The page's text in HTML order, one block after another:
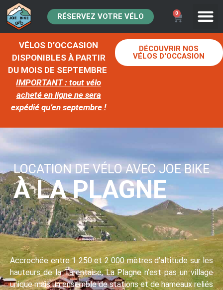
0
RÉSERVEZ VOTRE VÉLO
VÉLOS D’OCCASION
DISPONIBLES À PARTIR
DU MOIS DE SEPTEMBRE
IMPORTANT : tout vélo
acheté en ligne ne sera
expédié qu’en septembre !
DÉCOUVRIR NOS
VÉLOS D'OCCASION
LOCATION DE VÉLO AVEC JOE BIKE
À LA PLAGNE
Accrochée entre 1 250 et 2 000 mètres d’altitude sur les
hauteurs de la Tarentaise, La Plagne n’est pas un village
unique mais un ensemble de stations et de hameaux reliés